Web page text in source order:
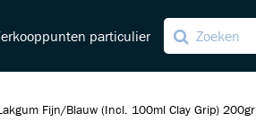
particulier
Fijn/Blauw (Incl. 100ml Clay Grip) 200gr